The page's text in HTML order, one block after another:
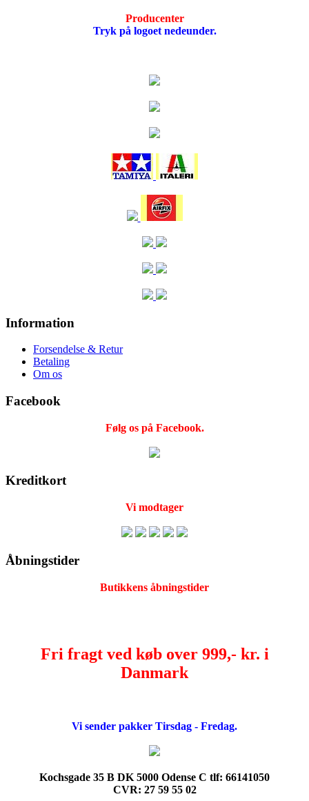
Producenter
Tryk på logoet nedeunder.
Information
Forsendelse & Retur
Betaling
Om os
Facebook
Følg os på Facebook.
Kreditkort
Vi modtager
Åbningstider
Butikkens åbningstider
Fri fragt ved køb over 999,- kr. i
Danmark
Vi sender pakker Tirsdag - Fredag.
Kochsgade 35 B DK 5000 Odense C tlf: 66141050
CVR: 27 59 55 02